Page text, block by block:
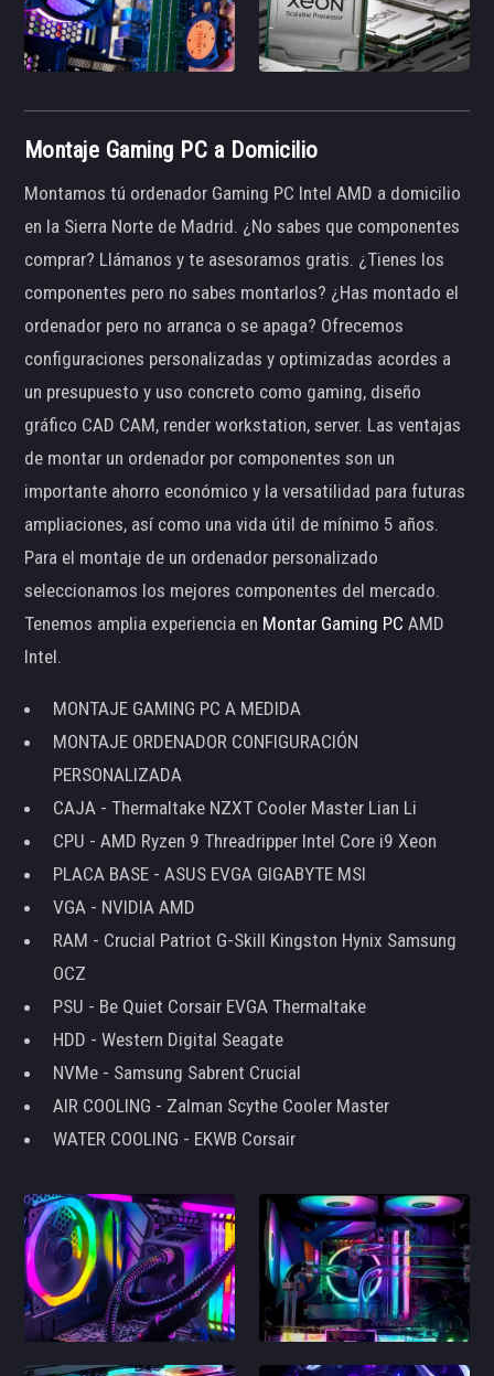
Montaje Gaming PC a Domicilio
Montamos tú ordenador Gaming PC Intel AMD a domicilio
en la Sierra Norte de Madrid. ¿No sabes que componentes
comprar? Llámanos y te asesoramos gratis. ¿Tienes los
componentes pero no sabes montarlos? ¿Has montado el
ordenador pero no arranca o se apaga? Ofrecemos
configuraciones personalizadas y optimizadas acordes a
un presupuesto y uso concreto como gaming, diseño
gráfico CAD CAM, render workstation, server. Las ventajas
de montar un ordenador por componentes son un
importante ahorro económico y la versatilidad para futuras
ampliaciones, así como una vida útil de mínimo 5 años.
Para el montaje de un ordenador personalizado
seleccionamos los mejores componentes del mercado.
Tenemos amplia experiencia en Montar Gaming PC AMD
Intel.
MONTAJE GAMING PC A MEDIDA
MONTAJE ORDENADOR CONFIGURACIÓN
PERSONALIZADA
CAJA - Thermaltake NZXT Cooler Master Lian Li
CPU - AMD Ryzen 9 Threadripper Intel Core i9 Xeon
PLACA BASE - ASUS EVGA GIGABYTE MSI
VGA - NVIDIA AMD
RAM - Crucial Patriot G-Skill Kingston Hynix Samsung
OCZ
PSU - Be Quiet Corsair EVGA Thermaltake
HDD - Western Digital Seagate
NVMe - Samsung Sabrent Crucial
AIR COOLING - Zalman Scythe Cooler Master
WATER COOLING - EKWB Corsair